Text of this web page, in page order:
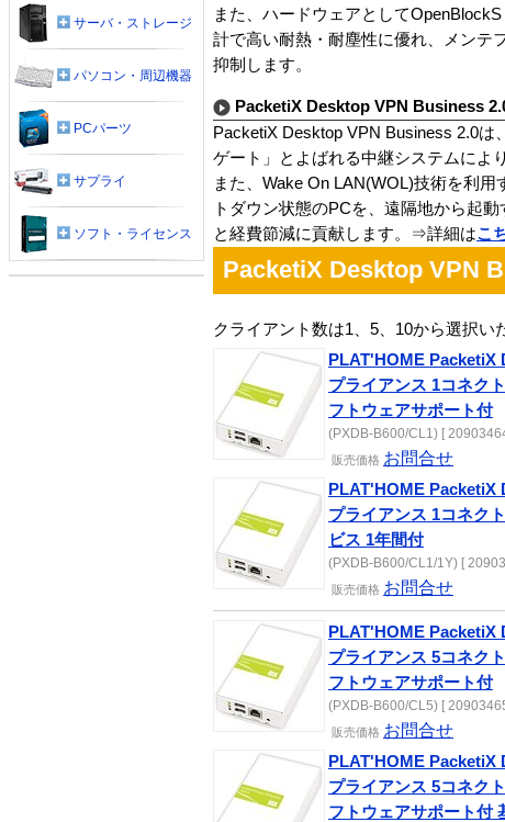
また、ハードウェアとして
計で高い耐熱・耐塵性に優れ、メンテ
抑制します。
PacketiX Desktop VPN Business
PacketiX Desktop VPN Business 2.0
ゲート」とよばれる中継システムによ
また、Wake On LAN(WOL)技術を利
トダウン状態のPCを、遠隔地から起
と経費節減に貢献します。⇒詳細はこ
PacketiX Desktop VPN
クライアント数は1、5、10から選択い
PLAT'HOME
プライアンス 1コネク
フトウェアサポート付
(PXDB-B600/CL1) [
販売価格 お問合せ
PLAT'HOME
プライアンス 1コネク
ビス 1年間付
(PXDB-B600/CL1/1Y) [
販売価格 お問合せ
PLAT'HOME
プライアンス 5コネク
フトウェアサポート付
(PXDB-B600/CL5) [
販売価格 お問合せ
PLAT'HOME
プライアンス 5コネク
フトウェアサポート付
サーバ・ストレージ
パソコン・周辺機器
PCパーツ
サプライ
ソフト・ライセンス